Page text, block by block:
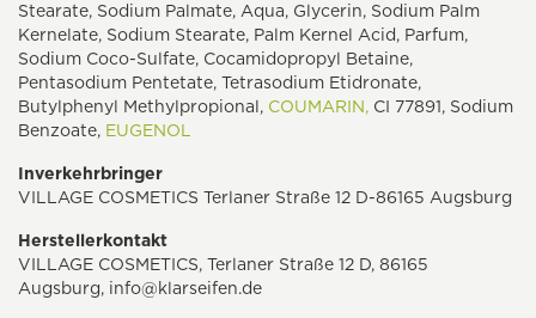
Stearate, Sodium Palmate, Aqua, Glycerin, Sodium Palm
Kernelate, Sodium Stearate, Palm Kernel Acid, Parfum,
Sodium Coco-Sulfate, Cocamidopropyl Betaine,
Pentasodium Pentetate, Tetrasodium Etidronate,
Butylphenyl Methylpropional, COUMARIN, CI 77891, Sodium
Benzoate, EUGENOL
Inverkehrbringer
VILLAGE COSMETICS Terlaner Straße 12 D-86165 Augsburg
Herstellerkontakt
VILLAGE COSMETICS, Terlaner Straße 12 D, 86165
Augsburg, info@klarseifen.de